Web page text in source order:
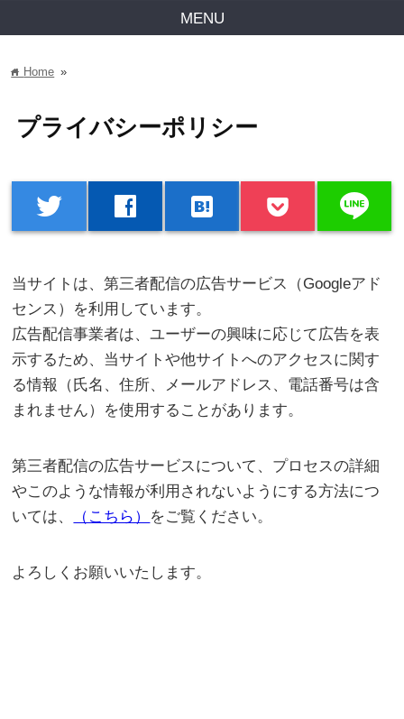
MENU
home Home »
プライバシーポリシー
twitter facebook hatenabookmark line
当サイトは、第三者配信の広告サービス（Googleアド
センス）を利用しています。
広告配信事業者は、ユーザーの興味に応じて広告を表
示するため、当サイトや他サイトへのアクセスに関す
る情報（氏名、住所、メールアドレス、電話番号は含
まれません）を使用することがあります。
第三者配信の広告サービスについて、プロセスの詳細
やこのような情報が利用されないようにする方法につ
いては、
（こちら） をご覧ください。
よろしくお願いいたします。